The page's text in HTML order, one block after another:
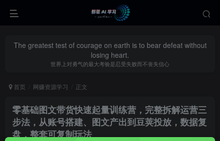
The greatest test of courage on earth is to bear defeat without
losing heart.
世界上对勇气的最大考验是忍受失败而不丧失信心
首页 网赚资源学习 正文
零基础图文带货快速起量训练营，完整拆解运营三
步法，从账号搭建、图文产出到豆荚投放，数据复
盘，整套可复制玩法